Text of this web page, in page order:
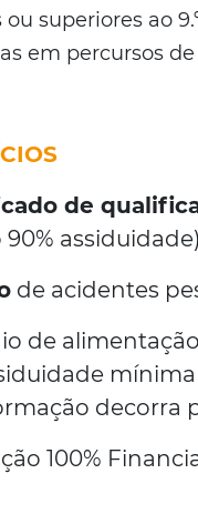
superiores ao
em percursos
de
de acidentes
de
decorra
100%